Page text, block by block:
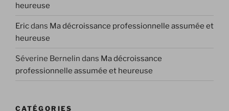
heureuse
Ericdans Ma décroissance professionnelle assumée et
heureuse
Séverine Bernelin dans Ma décroissance
professionnelle assumée et heureuse
CATÉGORIES